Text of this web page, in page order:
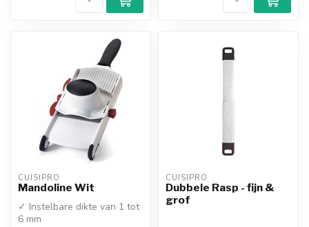
CUISIPRO
Mandoline Wit
✓ Instelbare dikte van 1 tot
6 mm
CUISIPRO
Dubbele Rasp - fijn &
grof